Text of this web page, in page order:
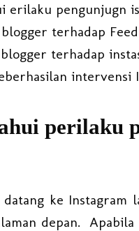
erilaku pengunjugn
terhadap
terhadap
perilaku
datang ke Instagram
depan.